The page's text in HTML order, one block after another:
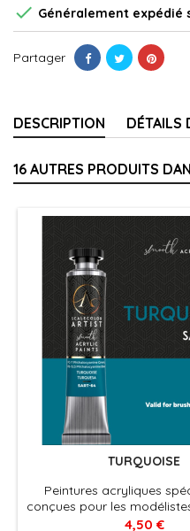
 Généralement expédié
Partager
DESCRIPTION DÉTAILS
16 AUTRES PRODUITS
TURQUOISE
Peintures acryliques
conçues pour les
et les peintres sur figurines
4,50 €